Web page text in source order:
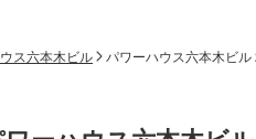
ス六本木ビル パワーハウス六本木ビル